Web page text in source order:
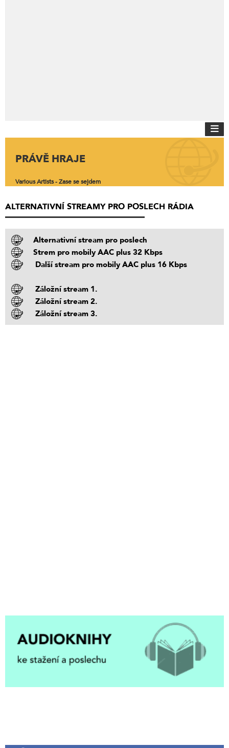
PRÁVĚ HRAJE
Various Artists - Zase se sejdem
ALTERNATIVNÍ STREAMY PRO POSLECH RÁDIA
Alternativní stream pro poslech
Strem pro mobily AAC plus 32 Kbps
Další stream pro mobily AAC plus 16 Kbps
Záložní stream 1.
Záložní stream 2.
Záložní stream 3.